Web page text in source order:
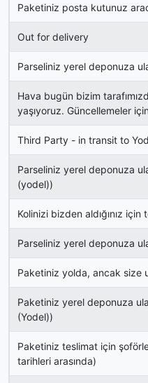
Paketiniz posta kutunuz
Out for delivery
Parseliniz yerel deponuza
Hava bugün bizim
yaşıyoruz. Güncellemeler
Third Party - in transit to
Parseliniz yerel deponuza
(yodel))
Kolinizi bizden aldığınız
Parseliniz yerel deponuza
Paketiniz yolda, ancak size
Paketiniz yerel deponuza
(Yodel))
Paketiniz teslimat için
tarihleri ​​arasında)